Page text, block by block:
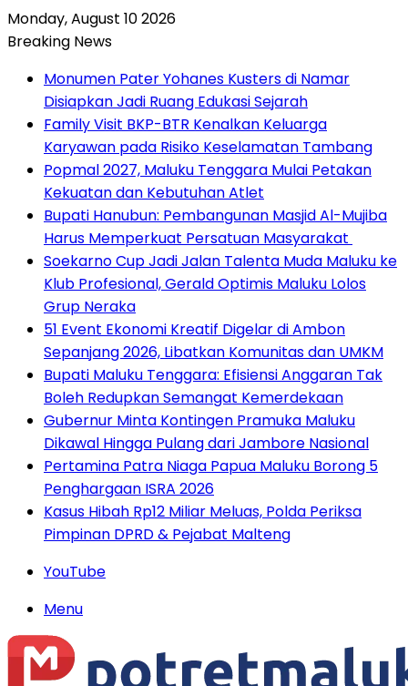
Monday, August 10 2026
Breaking News
Monumen Pater Yohanes Kusters di Namar
Disiapkan Jadi Ruang Edukasi Sejarah
Family Visit BKP-BTR Kenalkan Keluarga
Karyawan pada Risiko Keselamatan Tambang
Popmal 2027, Maluku Tenggara Mulai Petakan
Kekuatan dan Kebutuhan Atlet
Bupati Hanubun: Pembangunan Masjid Al-Mujiba
Harus Memperkuat Persatuan Masyarakat
Soekarno Cup Jadi Jalan Talenta Muda Maluku ke
Klub Profesional, Gerald Optimis Maluku Lolos
Grup Neraka
51 Event Ekonomi Kreatif Digelar di Ambon
Sepanjang 2026, Libatkan Komunitas dan UMKM
Bupati Maluku Tenggara: Efisiensi Anggaran Tak
Boleh Redupkan Semangat Kemerdekaan
Gubernur Minta Kontingen Pramuka Maluku
Dikawal Hingga Pulang dari Jambore Nasional
Pertamina Patra Niaga Papua Maluku Borong 5
Penghargaan ISRA 2026
Kasus Hibah Rp12 Miliar Meluas, Polda Periksa
Pimpinan DPRD & Pejabat Malteng
YouTube
Menu